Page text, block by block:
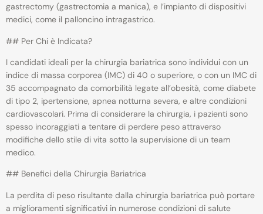
gastrectomy (gastrectomia a manica), e l’impianto di dispositivi
medici, come il palloncino intragastrico.
## Per Chi è Indicata?
I candidati ideali per la chirurgia bariatrica sono individui con un
indice di massa corporea (IMC) di 40 o superiore, o con un IMC di
35 accompagnato da comorbilità legate all’obesità, come diabete
di tipo 2, ipertensione, apnea notturna severa, e altre condizioni
cardiovascolari. Prima di considerare la chirurgia, i pazienti sono
spesso incoraggiati a tentare di perdere peso attraverso
modifiche dello stile di vita sotto la supervisione di un team
medico.
## Benefici della Chirurgia Bariatrica
La perdita di peso risultante dalla chirurgia bariatrica può portare
a miglioramenti significativi in numerose condizioni di salute